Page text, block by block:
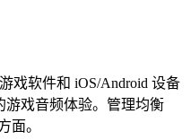
戏软件和 iOS/Android 设备
游戏音频体验。管理均衡
面。